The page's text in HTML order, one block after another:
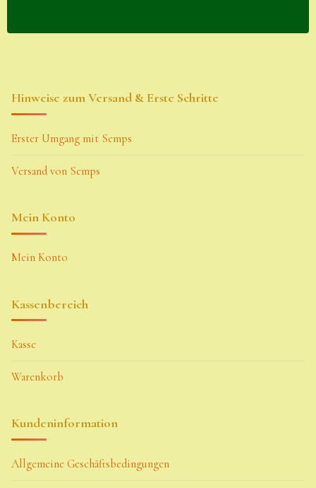
Hinweise zum Versand & Erste Schritte
Erster Umgang mit Semps
Versand von Semps
Mein Konto
Mein Konto
Kassenbereich
Kasse
Warenkorb
Kundeninformation
Allgemeine Geschäftsbedingungen